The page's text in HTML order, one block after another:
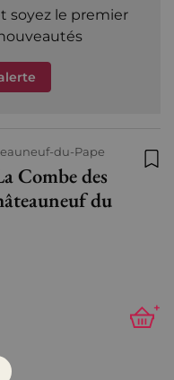
soyez le premier
du-Pape
Combe des
du
+